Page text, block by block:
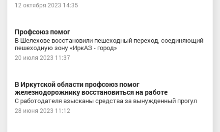
12 октября 2023 14:35
Профсоюз помог
В Шелехове восстановили пешеходный переход, соединяющий
пешеходную зону «ИркАЗ - город»
20 июля 2023 11:37
В Иркутской области профсоюз помог
железнодорожнику восстановиться на работе
С работодателя взысканы средства за вынужденный прогул
28 июня 2023 11:12